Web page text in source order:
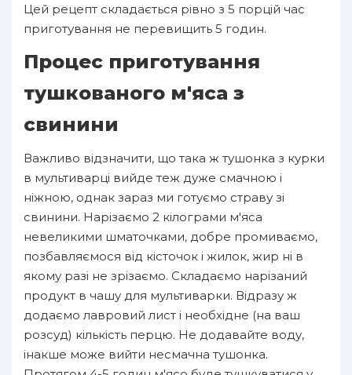
Цей рецепт складається рівно з 5 порцій час
приготування не перевищить 5 годин.
Процес приготування
тушкованого м'яса з
свинини
Важливо відзначити, що така ж тушонка з курки
в мультиварці вийде теж дуже смачною і
ніжною, однак зараз ми готуємо страву зі
свинини. Нарізаємо 2 кілограми м'яса
невеликими шматочками, добре промиваємо,
позбавляємося від кісточок і жилок, жир ні в
якому разі не зрізаємо. Складаємо нарізаний
продукт в чашу для мультиварки. Відразу ж
додаємо лавровий лист і необхідне (на ваш
розсуд) кількість перцю. Не додавайте воду,
інакше може вийти несмачна тушонка.